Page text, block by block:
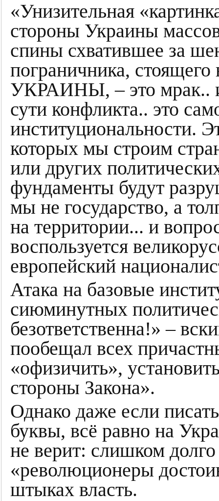
«Унизительная
стороны Украины
спины схватившее за
пограничника,
УКРАИНЫ, – это мрак.. и
сути конфликта.. это
институциональности.
которых мы строим
или других
фундаменты будут
мы не государство, а
на территории... и
воспользуется
европейский
Атака на базовые
сиюминутных
безответственна!» –
пообещал всех
«офизичить»,
стороны Закона».
Однако даже если
буквы, всё равно на
не верит: слишком
«революционеры
штыках власть.